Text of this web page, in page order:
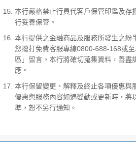
本行嚴格禁止行員代客戶保管印鑑及存
行妥善保管。
本行提供之金融商品及服務所發生之紛
您撥打免費客服專線0800-688-168或
區」留言。本行將確切蒐集資料，善盡
應。
本行保留變更、解釋及終止各項優惠與
優惠與服務內容如遇變動或更新時，將
準，恕不另行通知。